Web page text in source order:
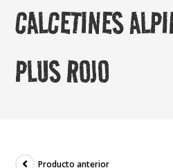
CALCETINES
PLUS ROJO
Producto anterior